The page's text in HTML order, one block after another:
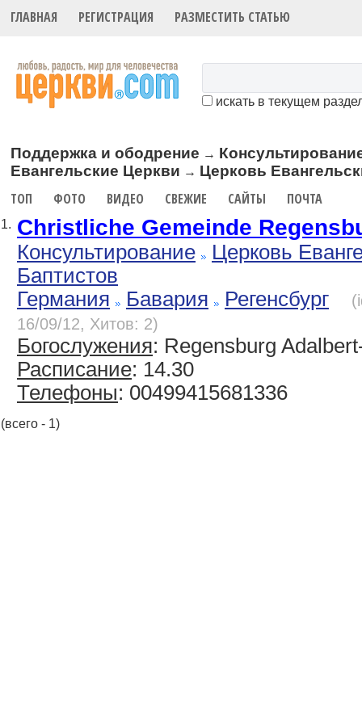
ГЛАВНАЯ РЕГИСТРАЦИЯ РАЗМЕСТИТЬ СТАТЬЮ
искать в текущем
Поддержка и ободрение →
Евангельские Церкви → Церковь
ТОП ФОТО ВИДЕО СВЕЖИЕ САЙТЫ ПОЧТА
1. Christliche Gemeinde
Консультирование
Церковь
Баптистов
Германия
Бавария Регенсбург
16/09/12, Хитов: 2)
Богослужения: Regensburg
Расписание: 14.30
Телефоны: 00499415681336
(всего - 1)